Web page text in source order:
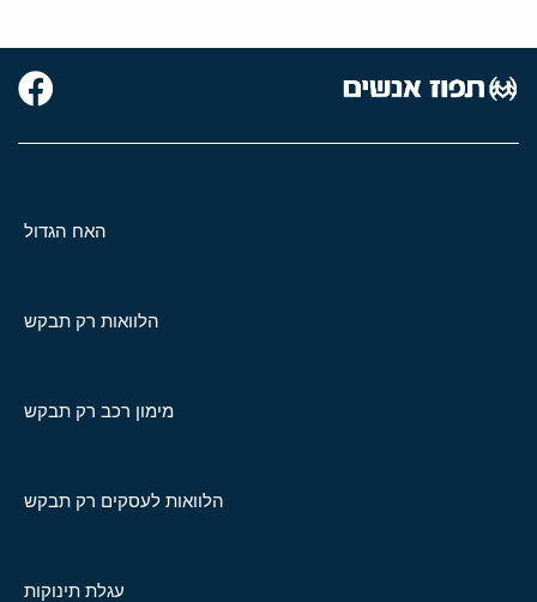
האח הגדול
הלוואות רק תבקש
מימון רכב רק תבקש
הלוואות לעסקים רק תבקש
עגלת תינוקות